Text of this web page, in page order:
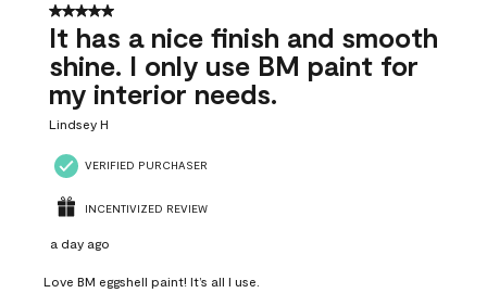
5 out of 5 stars.
It has a nice finish and smooth
shine. I only use BM paint for
my interior needs.
Lindsey H
VERIFIED PURCHASER
INCENTIVIZED REVIEW
a day ago
Love BM eggshell paint! It’s all I use.